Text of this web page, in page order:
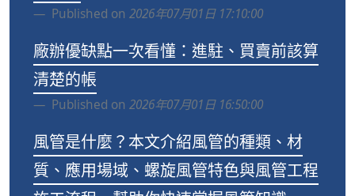
Published on 2026年07月01日 17:10:00
廠辦優缺點一次看懂：進駐、買賣前該算
清楚的帳
Published on 2026年07月01日 16:50:00
風管是什麼？本文介紹風管的種類、材
質、應用場域、螺旋風管特色與風管工程